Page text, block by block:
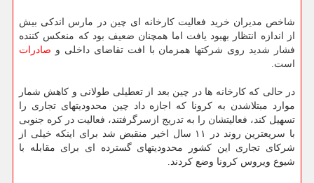
شاخص مدیران خرید فعالیت كارخانه ای چین در مارس اندكی بیش
از اندازه انتظار بهبود یافت اما همچنان ضعیف بود كه منعكس كننده
فشار شدید روی شركتها همزمان با افت تقاضای داخلی و صادرات
است.
در حالی كه كارخانه ها در چین بعد از تعطیلی طولانی و كاهش شمار
موارد مبتلاشدن به كرونا كه اجازه داد چین محدودیتهای تجاری را
تسهیل كند، فعالیتشان را به تدریج ازسرگرفتند، فعالیت در كره جنوبی
با سریعترین روند در ۱۱ سال اخیر منقبض شد برای اینكه خیلی از
شركای تجاری این كشور محدودیتهای گسترده ای برای مقابله با
شیوع ویروس كرونا وضع كردند.